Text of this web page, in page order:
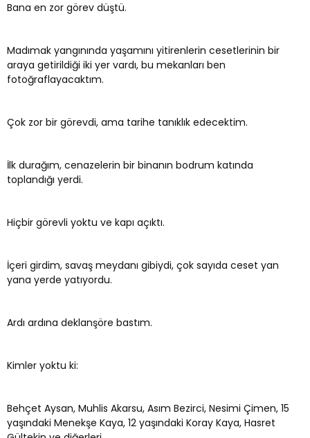
Bana en zor görev düştü.
Madımak yangınında yaşamını yitirenlerin cesetlerinin bir
araya getirildiği iki yer vardı, bu mekanları ben
fotoğraflayacaktım.
Çok zor bir görevdi, ama tarihe tanıklık edecektim.
İlk durağım, cenazelerin bir binanın bodrum katında
toplandığı yerdi.
Hiçbir görevli yoktu ve kapı açıktı.
İçeri girdim, savaş meydanı gibiydi, çok sayıda ceset yan
yana yerde yatıyordu.
Ardı ardına deklanşöre bastım.
Kimler yoktu ki:
Behçet Aysan, Muhlis Akarsu, Asım Bezirci, Nesimi Çimen, 15
yaşındaki Menekşe Kaya, 12 yaşındaki Koray Kaya, Hasret